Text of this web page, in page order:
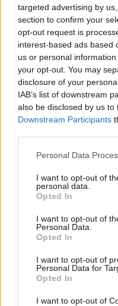
targeted advertising by
section to confirm your
opt-out request is
interest-based ads based
us or personal
your opt-out. You may
disclosure of your
IAB’s list of downstream
also be disclosed by us to
Downstream Participants
Personal Data
I want to opt-out of
personal data.
Opted In
I want to opt-out of
Personal Data.
Opted In
I want to opt-out of
Personal Data for
Opted In
I want to opt-out of
fingervarm75 g smör,